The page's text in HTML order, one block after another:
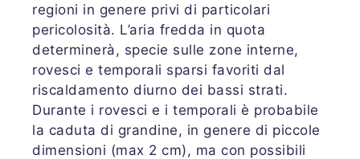
regioni in genere privi di particolari
pericolosità. L’aria fredda in quota
determinerà, specie sulle zone interne,
rovesci e temporali sparsi favoriti dal
riscaldamento diurno dei bassi strati.
Durante i rovesci e i temporali è probabile
la caduta di grandine, in genere di piccole
dimensioni (max 2 cm), ma con possibili